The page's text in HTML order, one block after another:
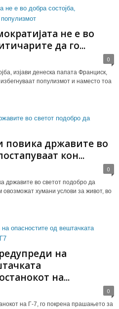
не е во
да го...
0
изјави денеска папата Франциск,
популизмот и наместо тоа
повика државите во
кон...
0
државите во светот подобро да
овозможат хумани услови за живот, во
на
на...
0
на Г-7, го покрена прашањето за